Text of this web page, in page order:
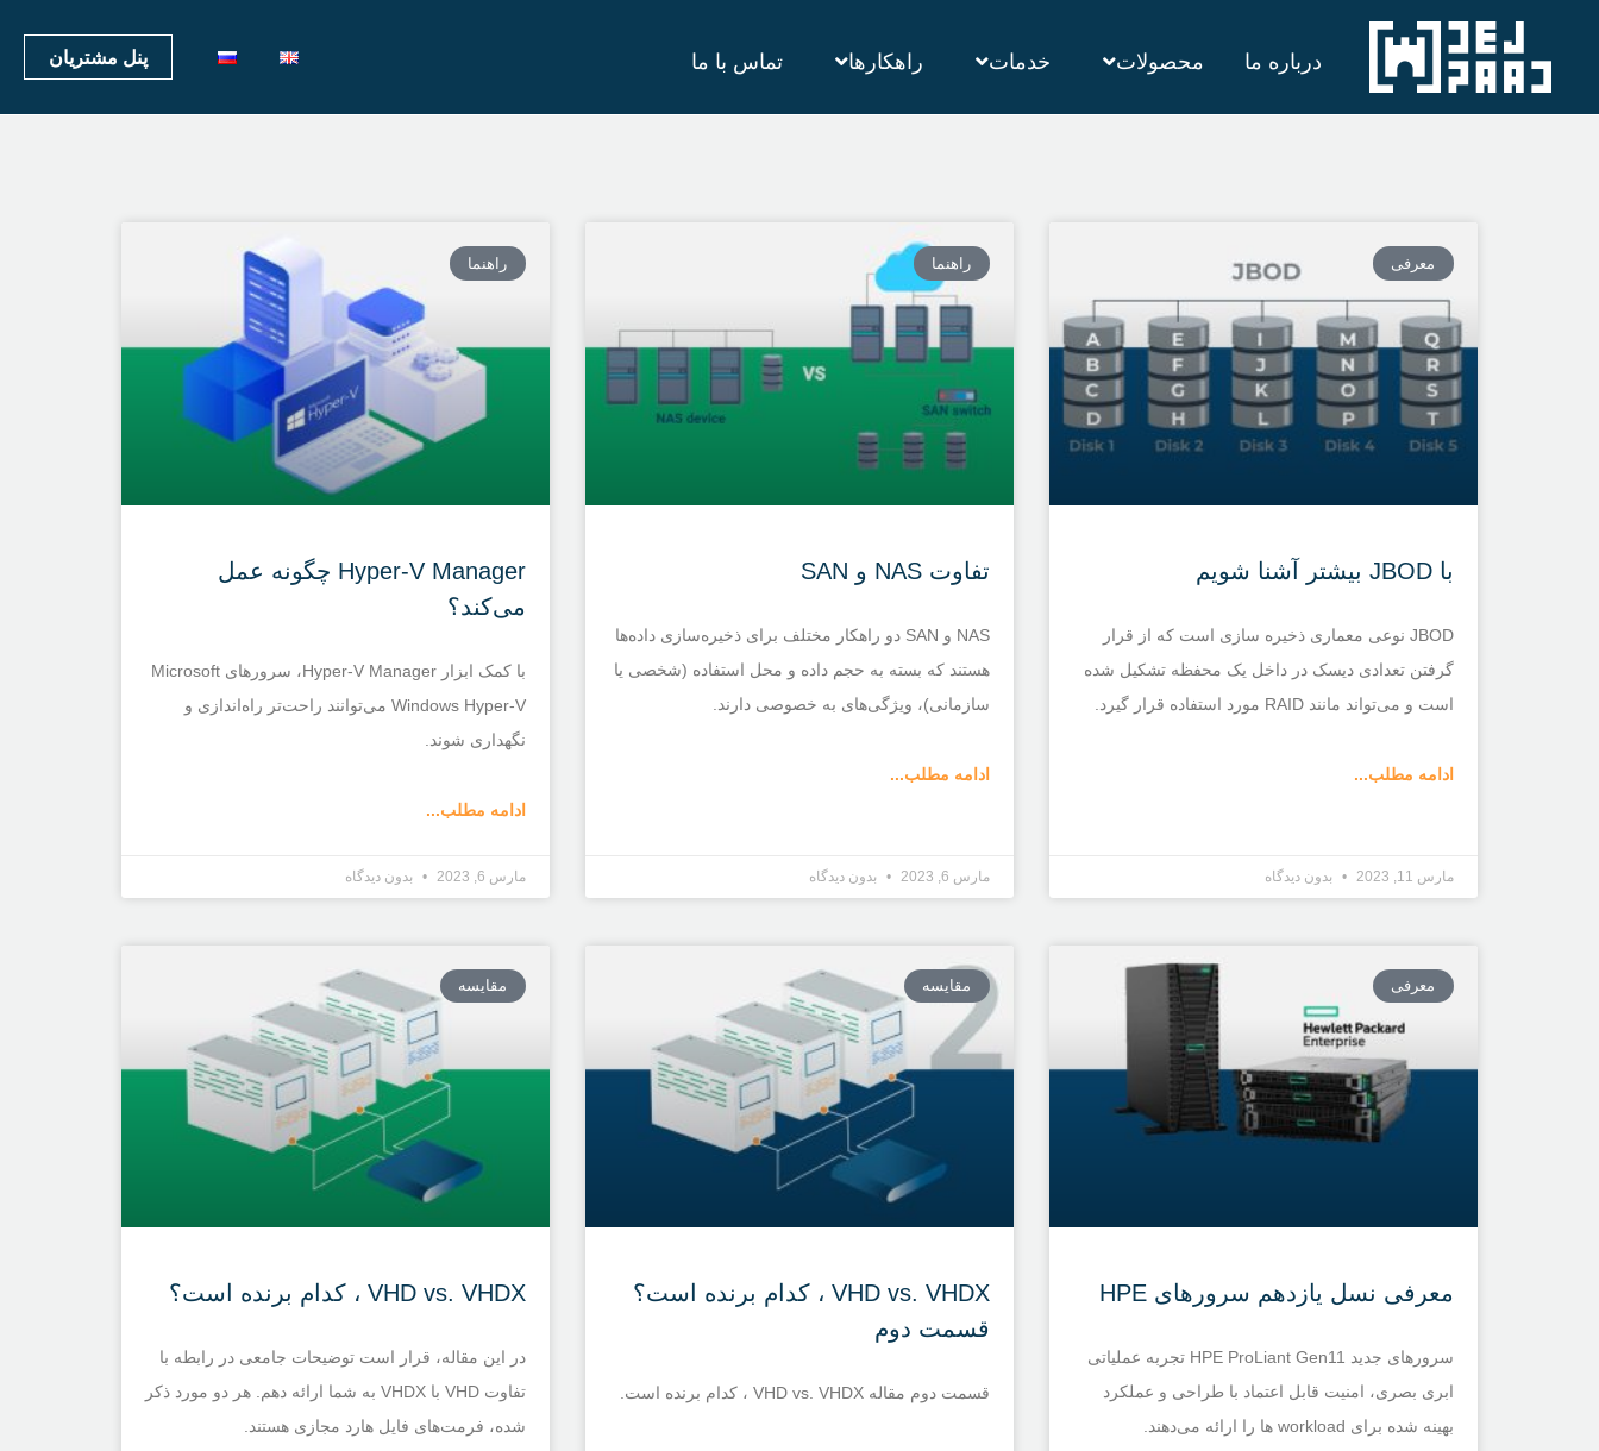
درباره ما محصولات خدمات راهکارها تماس با ما پنل مشتریان
معرفی
با JBOD بیشتر آشنا شویم
JBOD نوعی معماری ذخیره سازی است که از قرار
گرفتن تعدادی دیسک در داخل یک محفظه تشکیل شده
است و می‌تواند مانند RAID مورد استفاده قرار گیرد.
ادامه مطلب...
مارس 11, 2023 بدون دیدگاه
راهنما
تفاوت NAS و SAN
NAS و SAN دو راهکار مختلف برای ذخیره‌سازی داده‌ها
هستند که بسته به حجم داده و محل استفاده (شخصی یا
سازمانی)، ویژگی‌های به خصوصی دارند.
ادامه مطلب...
مارس 6, 2023 بدون دیدگاه
راهنما
Hyper-V Manager چگونه عمل
می‌کند؟
با کمک ابزار Hyper-V Manager، سرورهای Microsoft
Windows Hyper-V می‌توانند راحت‌تر راه‌اندازی و
نگهداری شوند.
ادامه مطلب...
مارس 6, 2023 بدون دیدگاه
معرفی
معرفی نسل یازدهم سرورهای HPE
سرورهای جدید HPE ProLiant Gen11 تجربه عملیاتی
ابری بصری، امنیت قابل اعتماد با طراحی و عملکرد
بهینه شده برای workload ها را ارائه می‌دهند.
مقایسه
VHD vs. VHDX ، کدام برنده است؟
قسمت دوم
قسمت دوم مقاله VHD vs. VHDX ، کدام برنده است.
مقایسه
VHD vs. VHDX ، کدام برنده است؟
در این مقاله، قرار است توضیحات جامعی در رابطه با
تفاوت VHD با VHDX به شما ارائه دهم. هر دو مورد ذکر
شده، فرمت‌های فایل هارد مجازی هستند.